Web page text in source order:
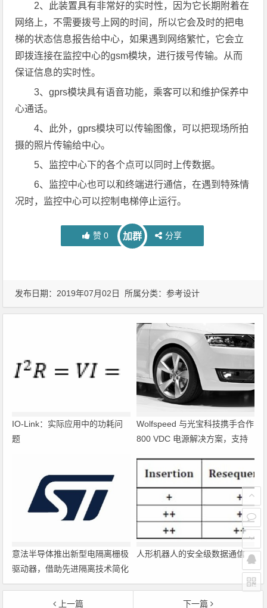
2、此装置具有非常好的实时性，因为它长期附着在
网络上，不需要拨号上网的时间，所以它会及时的把电
梯的状态信息报告给中心，如果遇到网络繁忙，它会立
即拨连接在监控中心的gsm模块，进行拨号传输。从而
保证信息的实时性。
3、gprs模块具有语音功能，乘客可以和维护保养中
心通话。
4、此外，gprs模块可以传输图像，可以把现场所拍
摄的照片传输给中心。
5、监控中心下的各个点可以同时上传数据。
6、监控中心也可以和终端进行通信，在遇到特殊情
况时，监控中心可以控制电梯停止运行。
赞 0 加群 分享
发布日期：2019年07月02日 所属分类：参考设计
IO-Link：实际应用中的功耗问
题
Wolfspeed 与光宝科技携手合作
800 VDC 电源解决方案，支持
意法半导体推出新型电隔离栅极
驱动器，借助先进隔离技术简化
电源设计
人形机器人的安全级数据通信
上一篇 下一篇